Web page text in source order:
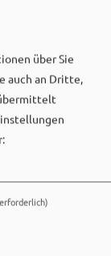
über Sie
auch an Dritte,